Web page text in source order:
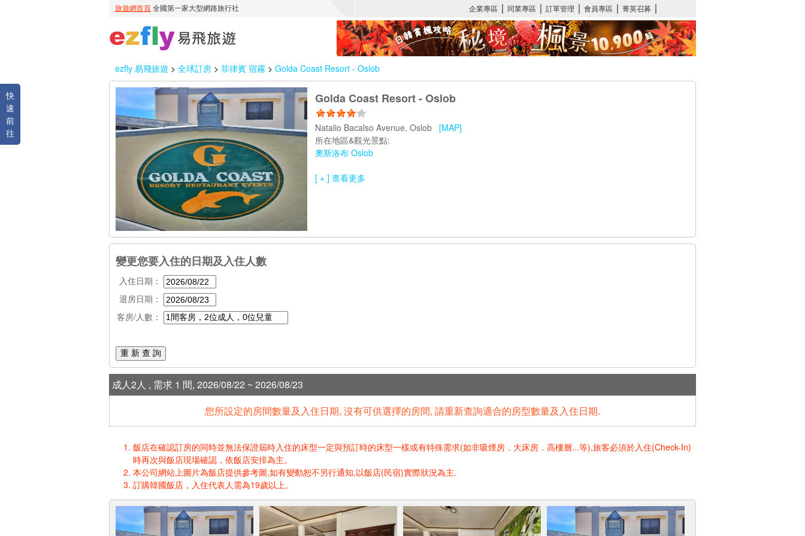
ezfly 易飛旅遊 > 全球訂房 > 菲律賓 宿霧 > Golda Coast Resort - Oslob
快
速
前
往
Golda Coast Resort - Oslob
Natalio Bacalso Avenue, Oslob [MAP]
所在地區&觀光景點:
奧斯洛布 Oslob
[ + ] 查看更多
變更您要入住的日期及入住人數
入住日期：
退房日期：
客房/人數：
重 新 查 詢
成人2人 , 需求 1 間, 2026/08/22 ~ 2026/08/23
您所設定的房間數量及入住日期, 沒有可供選擇的房間, 請重新查詢適合的房型數量及入住日期.
飯店在確認訂房的同時並無法保證屆時入住的床型一定與預訂時的床型一樣或有特殊需求(如非吸煙房．大床房．高樓層...等),旅客必須於入住(Check-In)
時再次與飯店現場確認，依飯店安排為主。
本公司網站上圖片為飯店提供參考圖,如有變動恕不另行通知,以飯店(民宿)實際狀況為主.
訂購韓國飯店，入住代表人需為19歲以上。